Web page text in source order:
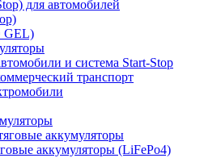
для автомобилей
GEL)
и система Start-Stop
транспорт
аккумуляторы
аккумуляторы (LiFePo4)